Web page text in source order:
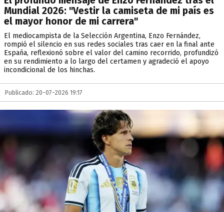
Mundial 2026: "Vestir la camiseta de mi país es
el mayor honor de mi carrera"
El mediocampista de la Selección Argentina, Enzo Fernández,
rompió el silencio en sus redes sociales tras caer en la final ante
España, reflexionó sobre el valor del camino recorrido, profundizó
en su rendimiento a lo largo del certamen y agradeció el apoyo
incondicional de los hinchas.
Publicado: 20-07-2026 19:17